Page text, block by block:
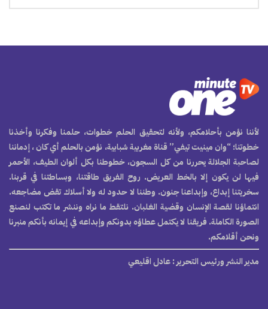
لأننا نؤمن بأحلامكم، ولأنه لتحقيق الحلم خطوات، حلمنا وفكرنا وأخذنا
خطوتنا؛ “وان مينيت تيفي” قناة مغربية شبابية، نؤمن بالحلم أي كان ، إدماننا
لصاحبة الجلالة يحررنا من كل السجون، خطوطنا بكل ألوان الطيف، الأحمر
فيها لن يكون إلا بالخط العريض. روح الفريق طاقتنا، وبساطتنا في قربنا.
سخريتنا إبداع، وإبداعنا جنون. وطننا لا حدود له ولا أسلاك تقض مضاجعه.
انتماؤنا لقصة الإنسان وقضية الغلبان. نلتقط ما نراه وننشر ما تكتب لنصنع
الصورة الكاملة. فريقنا لا يكتمل عطاؤه بدونكم وإبداعه في إيمانه بأنكم منبرنا
ونحن أقلامكم.
مدير النشر ورئيس التحرير: عادل اقليعي